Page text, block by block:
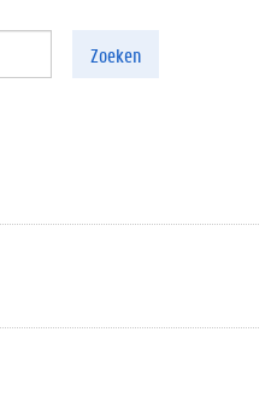
Zoeken